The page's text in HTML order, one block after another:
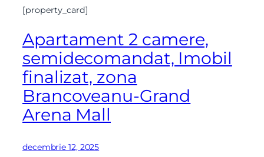
[property_card]
Apartament 2 camere,
semidecomandat, Imobil
finalizat, zona
Brancoveanu-Grand
Arena Mall
decembrie 12, 2025